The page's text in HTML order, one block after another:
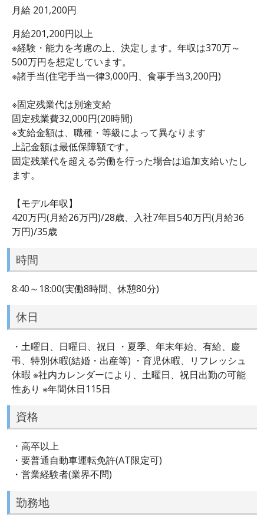
月給 201,200円
月給201,200円以上
※経験・能力を考慮の上、決定します。年収は370万～
500万円を想定しています。
※諸手当(住宅手当一律3,000円、食事手当3,200円)
※固定残業代は別途支給
固定残業費32,000円(20時間)
※支給金額は、職種・等級によって異なります
上記金額は最低保障額です。
固定残業代を超える労働を行った場合は追加支給いたし
ます。
【モデル年収】
420万円(月給26万円)/28歳、入社7年目540万円(月給36
万円)/35歳
時間
8:40～18:00(実働8時間、休憩80分)
休日
・土曜日、日曜日、祝日 ・夏季、年末年始、有給、慶
弔、特別休暇(結婚・出産等) ・育児休暇、リフレッシュ
休暇 ※社内カレンダーにより、土曜日、祝日出勤の可能
性あり ※年間休日115日
資格
・高卒以上
・要普通自動車運転免許(AT限定可)
・営業経験者(業界不問)
勤務地